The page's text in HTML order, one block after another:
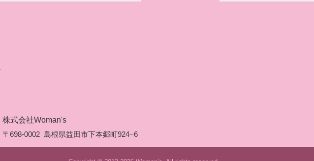
株式会社Woman's
〒698-0002 島根県益田市下本郷町924−6